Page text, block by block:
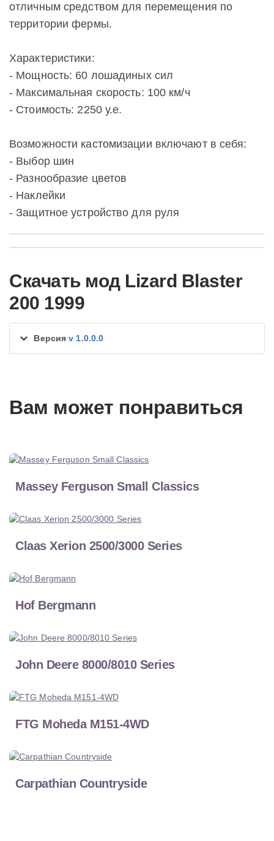
отличным средством для перемещения по
территории фермы.
Характеристики:
- Мощность: 60 лошадиных сил
- Максимальная скорость: 100 км/ч
- Стоимость: 2250 у.е.
Возможности кастомизации включают в себя:
- Выбор шин
- Разнообразие цветов
- Наклейки
- Защитное устройство для руля
Скачать мод Lizard Blaster
200 1999
Версияv 1.0.0.0
Вам может понравиться
Massey Ferguson Small Classics
Claas Xerion 2500/3000 Series
Hof Bergmann
John Deere 8000/8010 Series
FTG Moheda M151-4WD
Carpathian Countryside